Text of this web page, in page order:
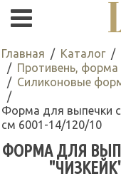
Главная Каталог
Противень, форма
Силиконовые
Форма для выпечки
см 6001-14/120/10
ФОРМА ДЛЯ